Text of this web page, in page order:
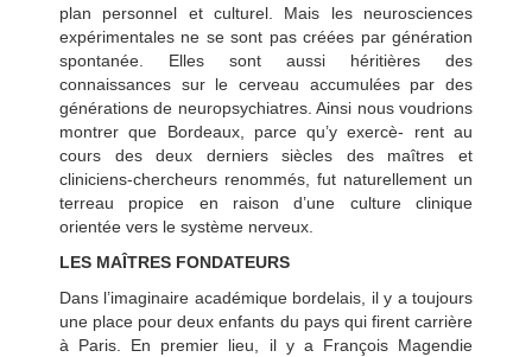
plan personnel et culturel. Mais les neurosciences
expérimentales ne se sont pas créées par génération
spontanée. Elles sont aussi héritières des
connaissances sur le cerveau accumulées par des
générations de neuropsychiatres. Ainsi nous voudrions
montrer que Bordeaux, parce qu’y exercè- rent au
cours des deux derniers siècles des maîtres et
cliniciens-chercheurs renommés, fut naturellement un
terreau propice en raison d’une culture clinique
orientée vers le système nerveux.
LES MAÎTRES FONDATEURS
Dans l’imaginaire académique bordelais, il y a toujours
une place pour deux enfants du pays qui firent carrière
à Paris. En premier lieu, il y a François Magendie